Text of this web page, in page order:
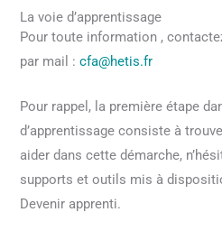
La voie d’apprentissage
Pour toute information ,
par mail :cfa@hetis.fr
Pour rappel, la première étape
d’apprentissage consiste à
aider dans cette démarche,
supports et outils mis à
Devenir apprenti.